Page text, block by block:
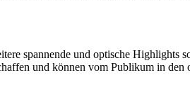
spannende und optische Highlights
und können vom Publikum in den